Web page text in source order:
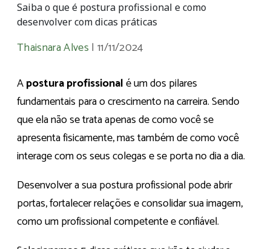
Saiba o que é postura profissional e como
desenvolver com dicas práticas
Thaisnara Alves |11/11/2024
Apostura profissionalé um dos pilares
fundamentais para o crescimento na carreira. Sendo
que ela não se trata apenas de como você se
apresenta fisicamente, mas também de como você
interage com os seus colegas e se porta no dia a dia.
Desenvolver a sua postura profissional pode abrir
portas, fortalecer relações e consolidar sua imagem,
como um profissional competente e confiável.